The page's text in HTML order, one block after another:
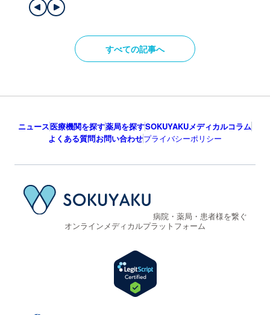
すべての記事へ
ニュース医療機関を探す薬局を探すSOKUYAKUメディカルコラム
よくある質問お問い合わせプライバシーポリシー
病院・薬局・患者様を繋ぐ
オンラインメディカルプラットフォーム